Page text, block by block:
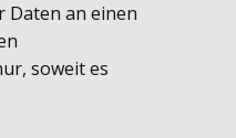
an einen
soweit es